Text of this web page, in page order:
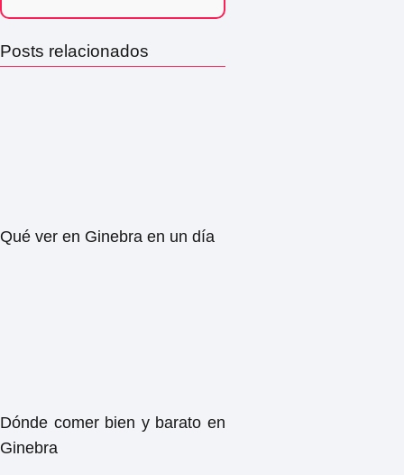
Posts relacionados
Qué ver en Ginebra en un día
Dónde comer bien y barato en
Ginebra